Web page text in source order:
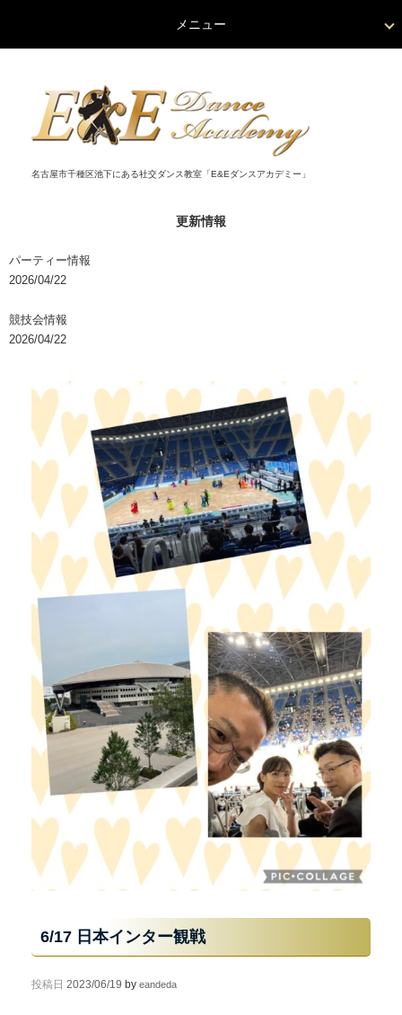
名古屋市千種区池下にある社交ダンス教室「E&Eダンスアカデミー」
更新情報
パーティー情報
2026/04/22
競技会情報
2026/04/22
メニュー
6/17 日本インター観戦
投稿日 2023/06/19 by eandeda